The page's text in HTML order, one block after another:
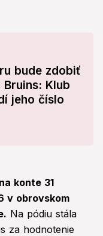
bude zdobiť
Klub
jeho číslo
konte 31
v obrovskom
Na pódiu stála
za hodnotenie